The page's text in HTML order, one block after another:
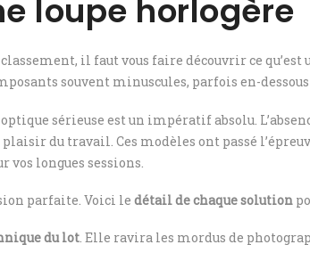
loupe horlogère
il faut vous faire découvrir ce qu’est
souvent minuscules, parfois en-
sérieuse est un impératif absolu.
du travail. Ces modèles ont passé
vos longues sessions.
parfaite. Voici le détail de chaque solution
du lot. Elle ravira les mordus de